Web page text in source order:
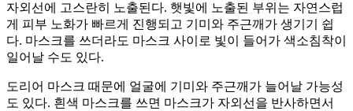
자외선에 고스란히 노출된다. 햇빛에 노출된 부위는 자연스럽
게 피부 노화가 빠르게 진행되고 기미와 주근깨가 생기기 쉽
다. 마스크를 쓰더라도 마스크 사이로 빛이 들어가 색소침착이
일어날 수도 있다.
도리어 마스크 때문에 얼굴에 기미와 주근깨가 늘어날 가능성
도 있다. 흰색 마스크를 쓰면 마스크가 자외선을 반사하면서